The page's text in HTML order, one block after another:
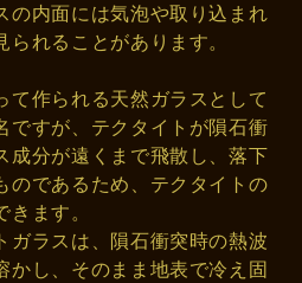
の内面には気泡や取り込まれ
れることがあります。
て作られる天然ガラスとして
ですが、テクタイトが隕石衝
成分が遠くまで飛散し、落下
のであるため、テクタイトの
ます。
ガラスは、隕石衝突時の熱波
かし、そのまま地表で冷え固